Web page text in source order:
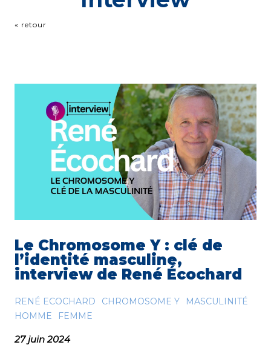
« retour
Le Chromosome Y : clé de
l’identité masculine,
interview de René Écochard
RENÉ ECOCHARD CHROMOSOME Y
MASCULINITÉ
HOMME
FEMME
27 juin 2024